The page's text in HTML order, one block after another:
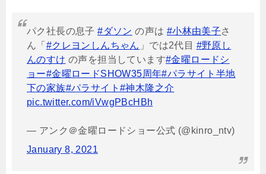
パク社長の息子#ダソン の声は #小林由美子さ
ん「 #クレヨンしんちゃん 」では2代目 #野原し
んのすけ の声を担当しています#金曜ロードシ
ョー#金曜ロードSHOW35周年#パラサイト半地
下の家族#パラサイト#神木隆之介
pic.twitter.com/iVwgPBcHBh
— アンク＠金曜ロードショー公式 (@kinro_ntv)
January 8, 2021